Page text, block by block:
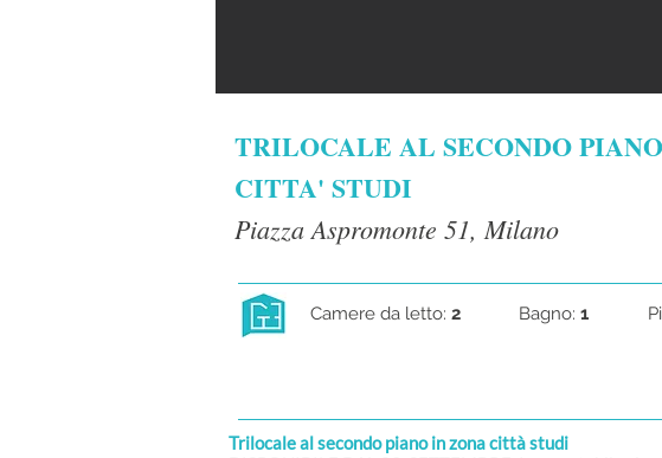
TRILOCALE AL SECONDO
CITTA' STUDI
Piazza Aspromonte 51, Milano
Camere da letto: 2 Bagno: 1
Trilocale al secondo piano in zona città studi